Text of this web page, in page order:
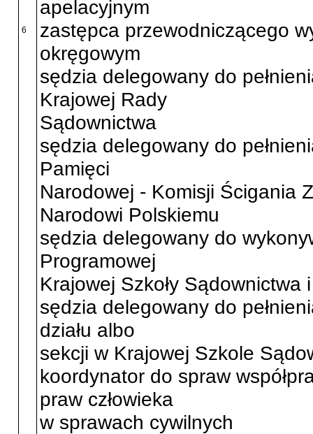
6
apelacyjnym
zastępca przewodniczącego
okręgowym
sędzia delegowany do
Krajowej Rady
Sądownictwa
sędzia delegowany do
Pamięci
Narodowej - Komisji Ścigania
Narodowi Polskiemu
sędzia delegowany do
Programowej
Krajowej Szkoły Sądownictwa
sędzia delegowany do
działu albo
sekcji w Krajowej Szkole
koordynator do spraw
praw człowieka
w sprawach cywilnych